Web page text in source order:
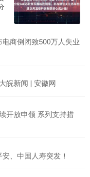
商倒闭致500万人失业
皖新闻 | 安徽网
开放申领 系列支持措
、中国人寿突发！